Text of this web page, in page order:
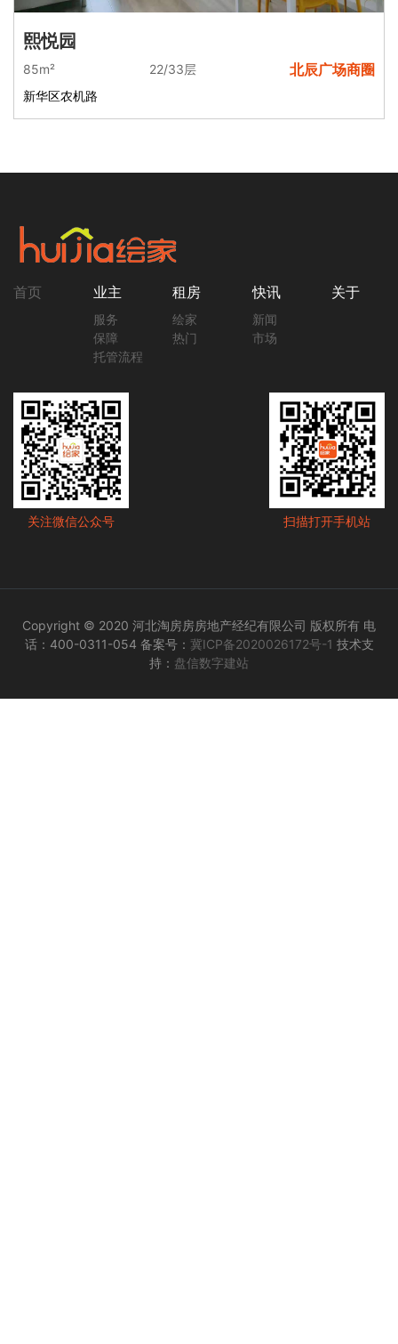
熙悦园
85m² 22/33层 北辰广场商圈
新华区农机路
首页 业主
服务
保障
托管流程
租房
绘家
热门
快讯
新闻
市场
关于
关注微信公众号 扫描打开手机站
Copyright © 2020 河北淘房房房地产经纪有限公司 版权所有 电
话：400-0311-054 备案号： 冀ICP备2020026172号-1 技术支
持： 盘信数字建站